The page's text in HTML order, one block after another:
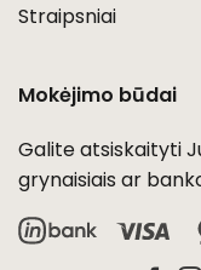
Straipsniai
Mokėjimo būdai
Galite atsiskaityti
grynaisiais ar